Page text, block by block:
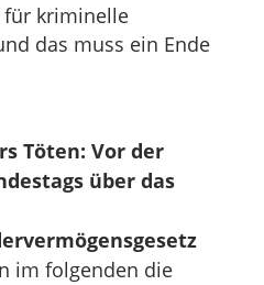
für kriminelle
das muss ein Ende
Töten: Vor der
über das
im folgenden die